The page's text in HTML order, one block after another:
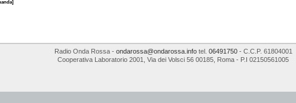
Radio Onda Rossa- ondarossa@ondarossa.infotel. 06491750- C.C.P. 61804001
Cooperativa Laboratorio 2001
Via dei Volsci 56 00185 Roma - P.I 02150561005